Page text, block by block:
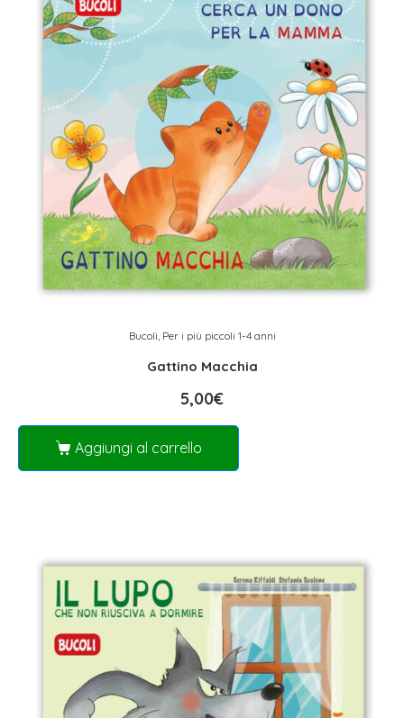
Bucoli, Per i più piccoli 1-4 anni
Gattino Macchia
5,00€
Aggiungi al carrello